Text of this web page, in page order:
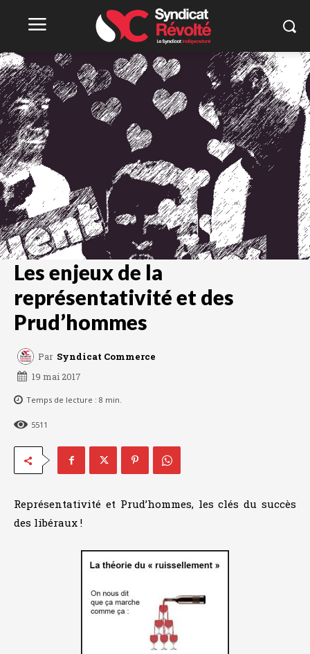
Les enjeux de la
représentativité et des
Prud’hommes
Par Syndicat Commerce
19 mai 2017
Temps de lecture : 8 min.
5511
Représentativité et Prud’hommes, les clés du succès
des libéraux !